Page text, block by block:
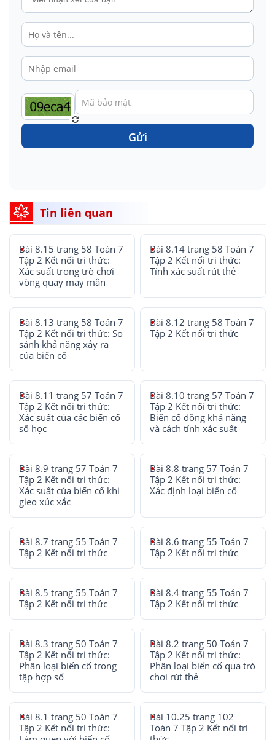
Gửi
Tin liên quan
Bài 8.15 trang 58 Toán 7
Tập 2 Kết nối tri thức:
Xác suất trong trò chơi
vòng quay may mắn
Bài 8.14 trang 58 Toán 7
Tập 2 Kết nối tri thức:
Tính xác suất rút thẻ
Bài 8.13 trang 58 Toán 7
Tập 2 Kết nối tri thức: So
sánh khả năng xảy ra
của biến cố
Bài 8.12 trang 58 Toán 7
Tập 2 Kết nối tri thức
Bài 8.11 trang 57 Toán 7
Tập 2 Kết nối tri thức:
Xác suất của các biến cố
số học
Bài 8.10 trang 57 Toán 7
Tập 2 Kết nối tri thức:
Biến cố đồng khả năng
và cách tính xác suất
Bài 8.9 trang 57 Toán 7
Tập 2 Kết nối tri thức:
Xác suất của biến cố khi
gieo xúc xắc
Bài 8.8 trang 57 Toán 7
Tập 2 Kết nối tri thức:
Xác định loại biến cố
Bài 8.7 trang 55 Toán 7
Tập 2 Kết nối tri thức
Bài 8.6 trang 55 Toán 7
Tập 2 Kết nối tri thức
Bài 8.5 trang 55 Toán 7
Tập 2 Kết nối tri thức
Bài 8.4 trang 55 Toán 7
Tập 2 Kết nối tri thức
Bài 8.3 trang 50 Toán 7
Tập 2 Kết nối tri thức:
Phân loại biến cố trong
tập hợp số
Bài 8.2 trang 50 Toán 7
Tập 2 Kết nối tri thức:
Phân loại biến cố qua trò
chơi rút thẻ
Bài 8.1 trang 50 Toán 7
Tập 2 Kết nối tri thức:
Bài 10.25 trang 102
Toán 7 Tập 2 Kết nối tri